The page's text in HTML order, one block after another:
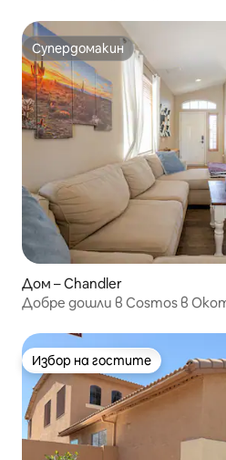
Супердомакин
Супердомакин
Дом – Chandler
Добре дошли в Cosmos в
Избор на гостите
Избор на гостите